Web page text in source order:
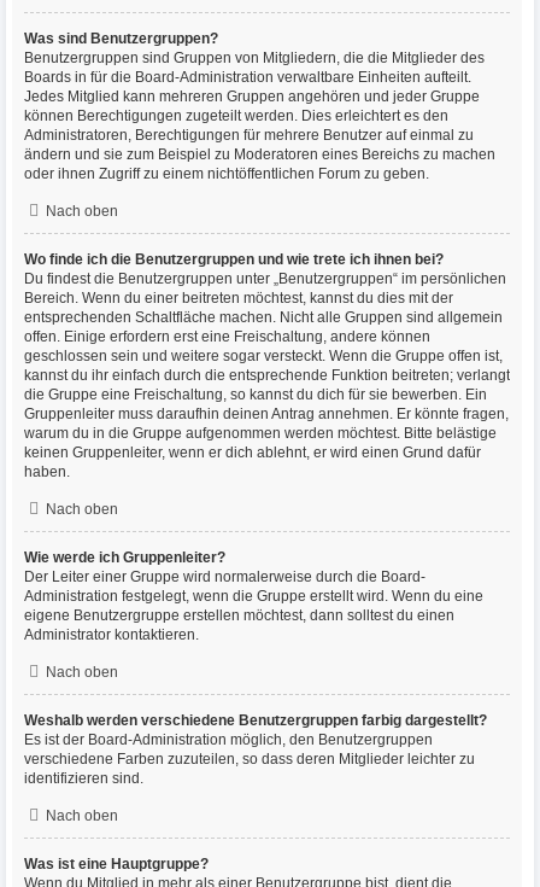
Was sind Benutzergruppen?
Benutzergruppen sind Gruppen von Mitgliedern, die die Mitglieder des
Boards in für die Board-Administration verwaltbare Einheiten aufteilt.
Jedes Mitglied kann mehreren Gruppen angehören und jeder Gruppe
können Berechtigungen zugeteilt werden. Dies erleichtert es den
Administratoren, Berechtigungen für mehrere Benutzer auf einmal zu
ändern und sie zum Beispiel zu Moderatoren eines Bereichs zu machen
oder ihnen Zugriff zu einem nichtöffentlichen Forum zu geben.
Nach oben
Wo finde ich die Benutzergruppen und wie trete ich ihnen bei?
Du findest die Benutzergruppen unter „Benutzergruppen“ im persönlichen
Bereich. Wenn du einer beitreten möchtest, kannst du dies mit der
entsprechenden Schaltfläche machen. Nicht alle Gruppen sind allgemein
offen. Einige erfordern erst eine Freischaltung, andere können
geschlossen sein und weitere sogar versteckt. Wenn die Gruppe offen ist,
kannst du ihr einfach durch die entsprechende Funktion beitreten; verlangt
die Gruppe eine Freischaltung, so kannst du dich für sie bewerben. Ein
Gruppenleiter muss daraufhin deinen Antrag annehmen. Er könnte fragen,
warum du in die Gruppe aufgenommen werden möchtest. Bitte belästige
keinen Gruppenleiter, wenn er dich ablehnt, er wird einen Grund dafür
haben.
Nach oben
Wie werde ich Gruppenleiter?
Der Leiter einer Gruppe wird normalerweise durch die Board-
Administration festgelegt, wenn die Gruppe erstellt wird. Wenn du eine
eigene Benutzergruppe erstellen möchtest, dann solltest du einen
Administrator kontaktieren.
Nach oben
Weshalb werden verschiedene Benutzergruppen farbig dargestellt?
Es ist der Board-Administration möglich, den Benutzergruppen
verschiedene Farben zuzuteilen, so dass deren Mitglieder leichter zu
identifizieren sind.
Nach oben
Was ist eine Hauptgruppe?
Wenn du Mitglied in mehr als einer Benutzergruppe bist, dient die